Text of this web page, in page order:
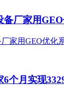
备厂家用
家用GEO优化
6个月实现